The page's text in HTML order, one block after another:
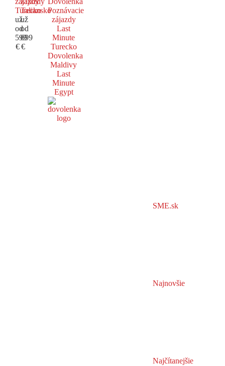
Turecko
už
od
599
€
Taliansko
už
od
699
€
Poznávacie
zájazdy
Last
Minute
Turecko
Dovolenka
Maldivy
Last
Minute
Egypt
SME.sk
Najnovšie
Najčítanejšie